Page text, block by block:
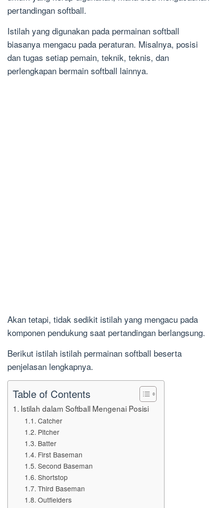
pertandingan softball.
Istilah yang digunakan pada permainan softball
biasanya mengacu pada peraturan. Misalnya, posisi
dan tugas setiap pemain, teknik, teknis, dan
perlengkapan bermain softball lainnya.
Akan tetapi, tidak sedikit istilah yang mengacu pada
komponen pendukung saat pertandingan berlangsung.
Berikut istilah istilah permainan softball beserta
penjelasan lengkapnya.
Table of Contents
Istilah dalam Softball Mengenai Posisi
Catcher
Pitcher
Batter
First Baseman
Second Baseman
Shortstop
Third Baseman
Outfielders